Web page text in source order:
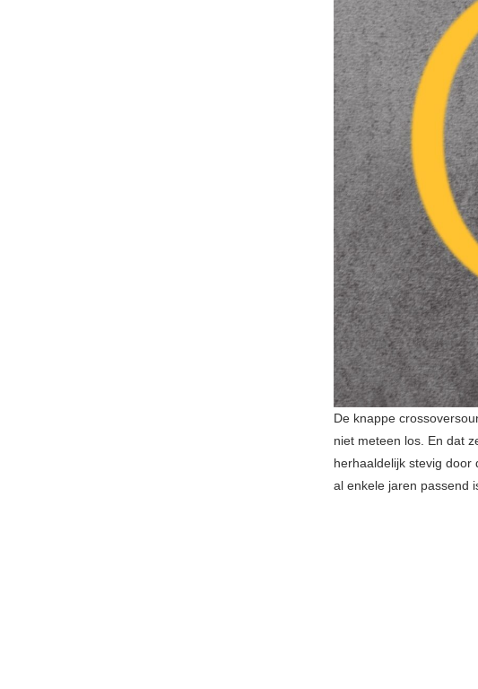
De knappe
niet meteen los. En dat
herhaaldelijk stevig door
al enkele jaren passend